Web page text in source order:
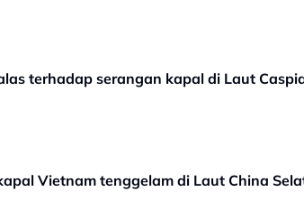
terhadap serangan kapal di Laut
Vietnam tenggelam di Laut China